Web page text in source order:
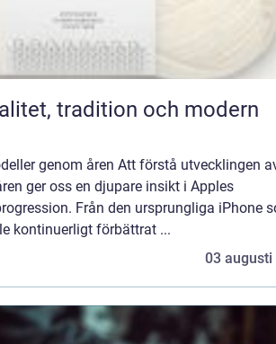
genom åren Att förstå utvecklingen
ger oss en djupare insikt i Apples
Från den ursprungliga iPhone
kontinuerligt förbättrat ...
03 augusti